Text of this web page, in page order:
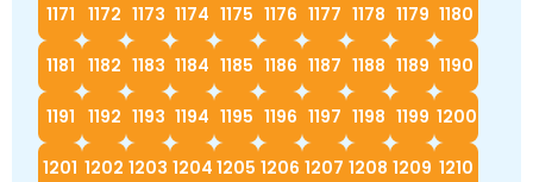
1171 1172 1173 1174 1175 1176 1177 1178 1179 1180
1181 1182 1183 1184 1185 1186 1187 1188 1189 1190
1191 1192 1193 1194 1195 1196 1197 1198 1199 1200
1201 1202 1203 1204 1205 1206 1207 1208 1209 1210